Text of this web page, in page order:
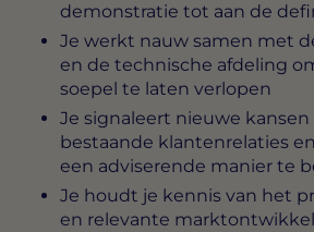
demonstratie tot aan de
Je werkt nauw samen met
en de technische afdeling
soepel te laten verlopen
Je signaleert nieuwe
bestaande klantenrelaties
een adviserende manier te
Je houdt je kennis van het
en relevante